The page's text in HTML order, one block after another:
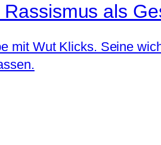
als
mit Wut Klicks. Seine